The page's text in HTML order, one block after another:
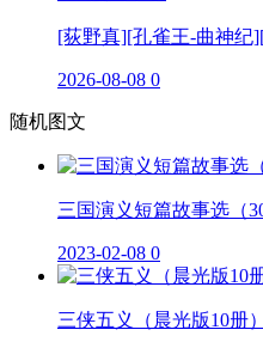
[荻野真][孔雀王-曲神纪
2026-08-08 0
随机图文
三国演义短篇故事选（
2023-02-08 0
三侠五义（晨光版10册